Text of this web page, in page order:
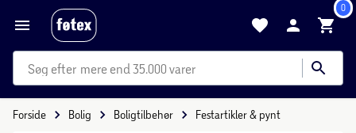
0
mere end 35.000 varer
Forside Bolig Boligtilbehør Festartikler & pynt